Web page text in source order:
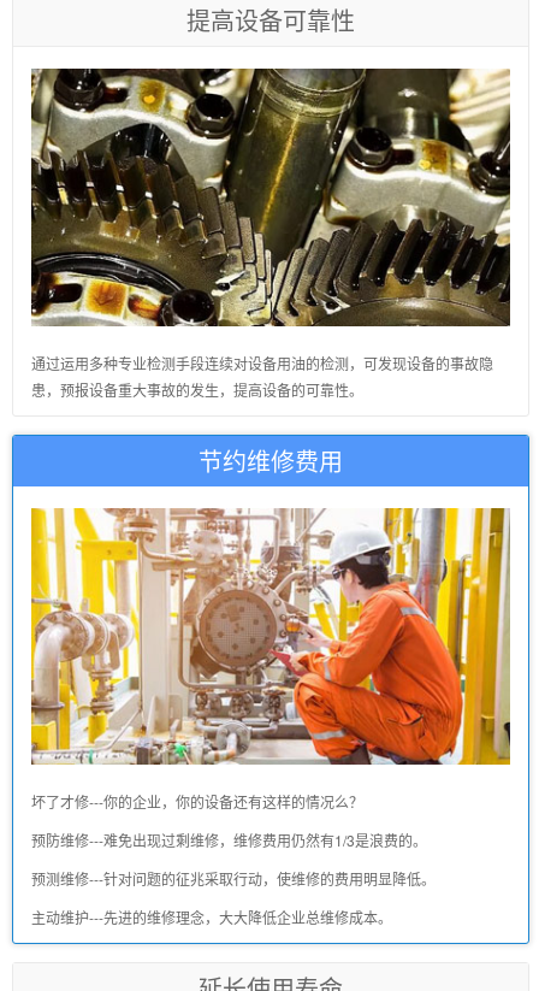
提高设备可靠性
通过运用多种专业检测手段连续对设备用油的检测，可发现设备的事故隐
患，预报设备重大事故的发生，提高设备的可靠性。
节约维修费用
坏了才修---你的企业，你的设备还有这样的情况么？
预防维修---难免出现过剩维修，维修费用仍然有1/3是浪费的。
预测维修---针对问题的征兆采取行动，使维修的费用明显降低。
主动维护---先进的维修理念，大大降低企业总维修成本。